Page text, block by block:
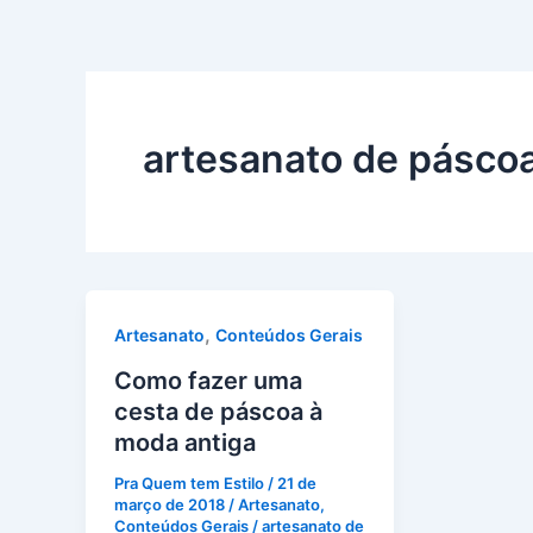
artesanato de
Artesanato, Conteúdos Gerais
Como fazer uma
cesta de páscoa à
moda antiga
Pra Quem tem Estilo / 21 de
março de 2018 /Artesanato,
Conteúdos Gerais /artesanato de